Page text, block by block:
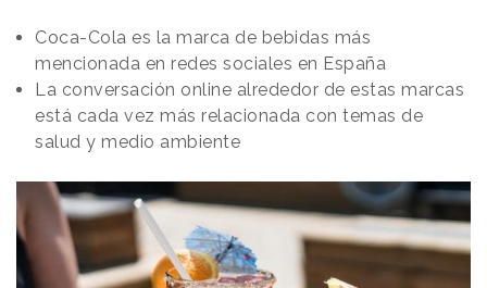
Coca-Cola es la marca de bebidas más
mencionada en redes sociales en España
La conversación online alrededor de estas marcas
está cada vez más relacionada con temas de
salud y medio ambiente